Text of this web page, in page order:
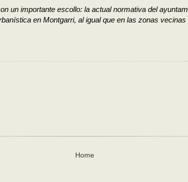
un importante escollo: la actual normativa del
en Montgarri, al igual que en las zonas
Home